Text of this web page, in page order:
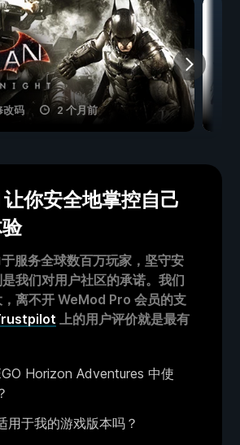
改码 2 个月前
你安全地掌控自己
服务全球数百万玩家，坚守安
我们对用户社区的承诺。我们
离不开 WeMod Pro 会员的支
上的用户评价就是最有
Horizon Adventures 中使
用于我的游戏版本吗？